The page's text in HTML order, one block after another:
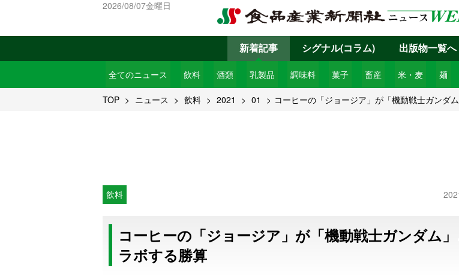
2026/08/07金曜日
新着記事
全てのニュース 飲料 酒類 乳製品 調味料 菓子 畜産 米・麦 麺
シグナル(コラム) 出版物一覧へ
TOP ニュース 飲料 2021 01 コーヒーの「ジョージア」が「機動戦士ガンダ
飲料
コーヒーの「ジョージア」が「機動戦士ガンダム
ラボする勝算